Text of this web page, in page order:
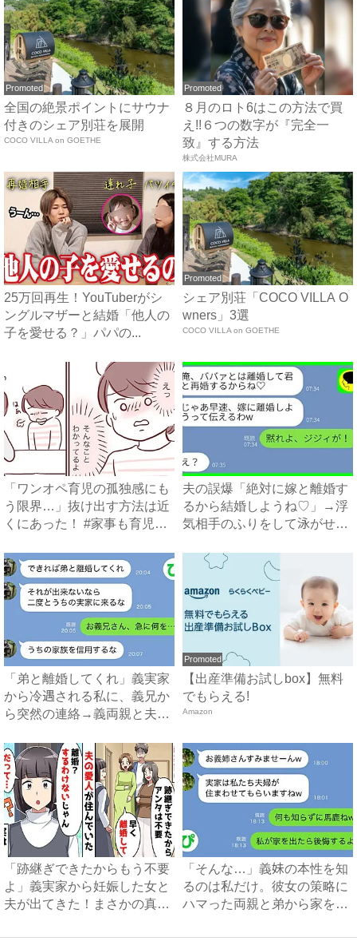
Promoted
全国の絶景ポイントにサウナ
付きのシェア別荘を展開
COCO VILLA on GOETHE
Promoted
８月のロト6はこの方法で買
え!!６つの数字が『完全一
致』する方法
株式会社MURA
25万回再生！YouTuberがシ
ングルマザーと結婚「他人の
子を愛せる？」パパの...
Promoted
シェア別荘「COCO VILLA O
wners」3選
COCO VILLA on GOETHE
「ワンオペ育児の孤独感にも
う限界…」抜け出す方法は近
くにあった！ #家事も育児
夫の誤爆「絶対に嫁と離婚す
るから結婚しようね♡」→浮
気相手のふりをして泳がせて
「弟と離婚してくれ」義実家
から冷遇される私に、義兄か
ら突然の連絡→義両親と夫が
Promoted
【出産準備お試しbox】無料
でもらえる!
Amazon
「跡継ぎできたからもう不要
よ」義実家から妊娠した女と
夫が出てきた！まさかの真相
「そんな…」義妹の本性を知
るのは私だけ。彼女の策略に
ハマった両親と弟から家を追